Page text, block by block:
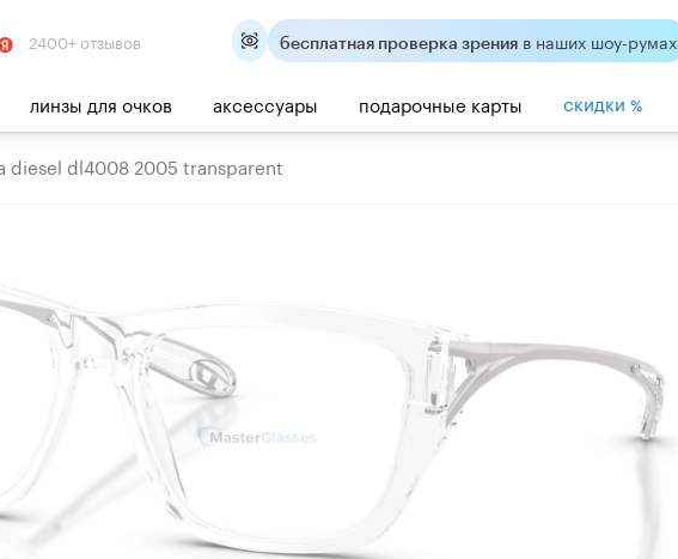
2400+ отзывов бесплатная проверка зрения в наших шоу-румах
линзы для очков аксессуары подарочные карты скидки %
diesel dl4008 2005 transparent